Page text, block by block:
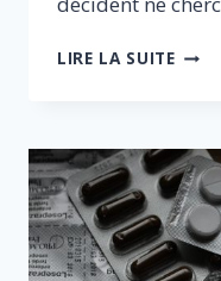
LIRE LA SUITE
EU
DE